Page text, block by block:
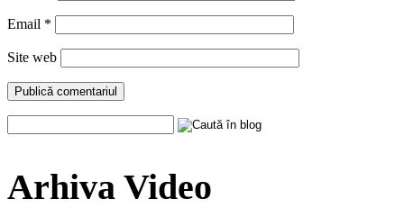
Email *
Site web
Arhiva Video